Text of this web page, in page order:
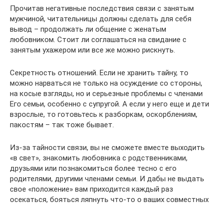
Прочитав негативные последствия связи с занятым
мужчиной, читательницы должны сделать для себя
вывод – продолжать ли общение с женатым
любовником. Стоит ли соглашаться на свидание с
занятым ухажером или все же можно рискнуть.
Секретность отношений. Если не хранить тайну, то
можно нарваться не только на осуждение со стороны,
на косые взгляды, но и серьезные проблемы с членами
Его семьи, особенно с супругой. А если у него еще и дети
взрослые, то готовьтесь к разборкам, оскорблениям,
пакостям – так тоже бывает.
Из-за тайности связи, вы не сможете вместе выходить
«в свет», знакомить любовника с родственниками,
друзьями или познакомиться более тесно с его
родителями, другими членами семьи. И дабы не выдать
свое «положение» вам приходится каждый раз
осекаться, бояться ляпнуть что-то о ваших совместных